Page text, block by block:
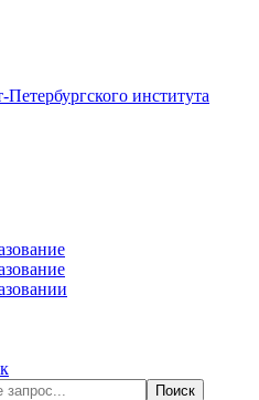
института